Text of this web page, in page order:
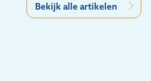
Bekijk alle artikelen